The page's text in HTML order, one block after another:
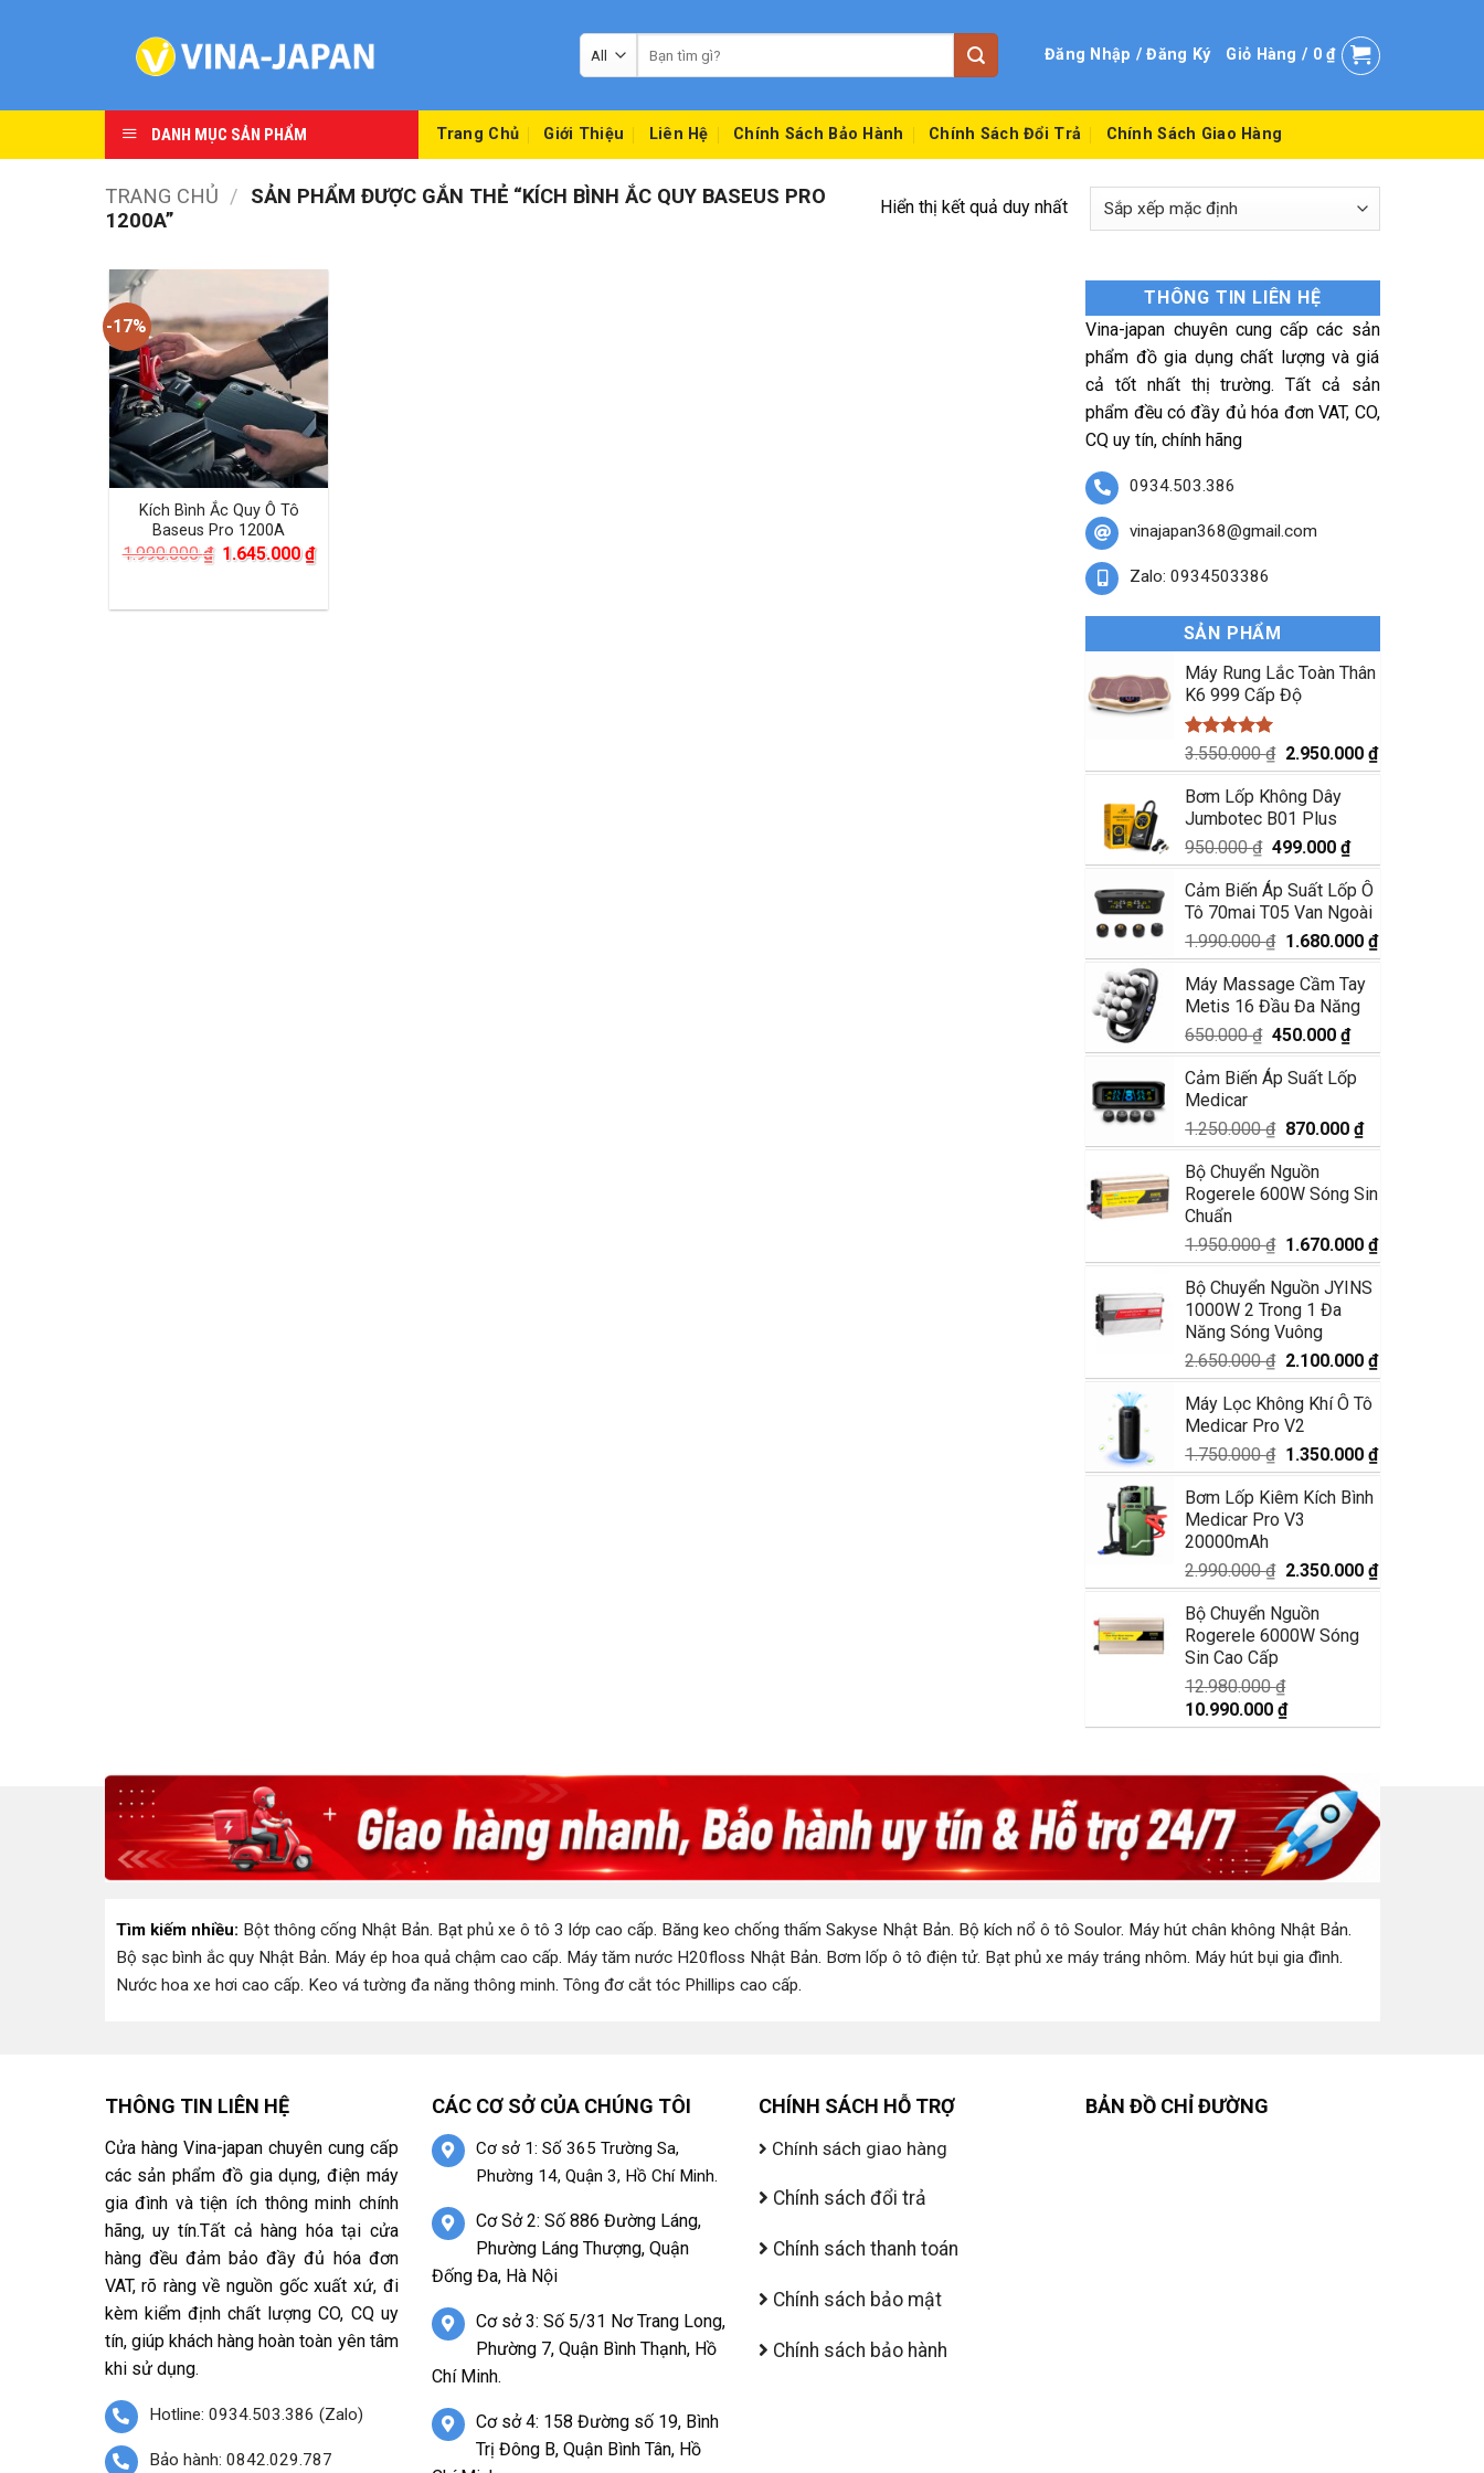
kiếm:
Đăng Nhập / Đăng Ký Giỏ Hàng / 0₫
DANH MỤC SẢN PHẨM Trang Chủ Giới Thiệu Liên Hệ Chính Sách Bảo Hành Chính Sách Đổi Trả Chính Sách Giao Hàng
TRANG CHỦ /
SẢN PHẨM ĐƯỢC GẮN THẺ “KÍCH BÌNH ẮC QUY BASEUS PRO
1200A”
Hiển thị kết quả duy nhất
-17%
Kích Bình Ắc Quy Ô Tô
Baseus Pro 1200A
1.990.000₫ Giá
1.990.000 ₫.
1.645.000₫Giá
hiện
là:
THÔNG TIN LIÊN HỆ
Vina-japan chuyên cung cấp các sản
phẩm đồ gia dụng chất lượng và giá
cả tốt nhất thị trường. Tất cả sản
phẩm đều có đầy đủ hóa đơn VAT, CO,
CQ uy tín, chính hãng
0934.503.386
vinajapan368@gmail.com
Zalo: 0934503386
SẢN PHẨM
Máy Rung Lắc Toàn Thân
K6 999 Cấp Độ
Được xếp
hạng5.00
5 sao
3.550.000₫ Giá
gốc
là:
3.550.000 ₫.
2.950.000₫Giá
hiện
Bơm Lốp Không Dây
Jumbotec B01 Plus
950.000₫ Giá
gốc
là:
950.000 ₫.
499.000₫Giá
hiện
tại
là:
499.000 ₫.
Cảm Biến Áp Suất Lốp Ô
Tô 70mai T05 Van Ngoài
1.990.000₫ Giá
gốc
là:
1.990.000 ₫.
1.680.000₫Giá
hiện
Máy Massage Cầm Tay
Metis 16 Đầu Đa Năng
650.000₫ Giá
gốc
là:
450.000₫Giá
hiện
tại
450.000 ₫.
Cảm Biến Áp Suất Lốp
Medicar
1.250.000₫ Giá
gốc
là:
1.250.000 ₫.
870.000₫Giá
hiện
là:
Bộ Chuyển Nguồn
Rogerele 600W Sóng Sin
Chuẩn
1.950.000₫ Giá
gốc
là:
1.950.000 ₫.
1.670.000₫Giá
hiện
Bộ Chuyển Nguồn JYINS
1000W 2 Trong 1 Đa
Năng Sóng Vuông
2.650.000₫ Giá
gốc
là:
2.650.000 ₫.
2.100.000₫Giá
hiện
2.100.000 ₫.
Máy Lọc Không Khí Ô Tô
Medicar Pro V2
1.750.000₫ Giá
gốc
là:
1.750.000 ₫.
1.350.000₫Giá
hiện
Bơm Lốp Kiêm Kích Bình
Medicar Pro V3
20000mAh
2.990.000₫ Giá
gốc
là:
2.990.000 ₫.
2.350.000₫Giá
hiện
Bộ Chuyển Nguồn
Rogerele 6000W Sóng
Sin Cao Cấp
12.980.000₫
Giá
gốc
12.980.000 ₫.
10.990.000₫Giá
hiện
là:
10.990.000 ₫.
Tìm kiếm nhiều: Bột thông cống Nhật Bản. Bạt phủ xe ô tô 3 lớp cao cấp. Băng keo chống thấm Sakyse Nhật Bản. Bộ kích nổ ô tô Soulor. Máy hút chân không Nhật Bản.
Bộ sạc bình ắc quy Nhật Bản. Máy ép hoa quả chậm cao cấp. Máy tăm nước H20floss Nhật Bản. Bơm lốp ô tô điện tử. Bạt phủ xe máy tráng nhôm. Máy hút bụi gia đình.
Nước hoa xe hơi cao cấp. Keo vá tường đa năng thông minh. Tông đơ cắt tóc Phillips cao cấp.
THÔNG TIN LIÊN HỆ
Cửa hàng Vina-japan chuyên cung cấp
các sản phẩm đồ gia dụng, điện máy
gia đình và tiện ích thông minh chính
hãng, uy tín.Tất cả hàng hóa tại cửa
hàng đều đảm bảo đầy đủ hóa đơn
VAT, rõ ràng về nguồn gốc xuất xứ, đi
kèm kiểm định chất lượng CO, CQ uy
tín, giúp khách hàng hoàn toàn yên tâm
khi sử dụng.
Hotline: 0934.503.386 (Zalo)
Bảo hành: 0842.029.787
CÁC CƠ SỞ CỦA CHÚNG TÔI
Cơ sở 1: Số 365 Trường Sa,
Phường 14, Quận 3, Hồ Chí Minh.
Cơ Sở 2: Số 886 Đường Láng,
Phường Láng Thượng, Quận
Đống Đa, Hà Nội
Cơ sở 3: Số 5/31 Nơ Trang Long,
Phường 7, Quận Bình Thạnh, Hồ
Chí Minh.
Cơ sở 4: 158 Đường số 19, Bình
Trị Đông B, Quận Bình Tân, Hồ
CHÍNH SÁCH HỖ TRỢ
Chính sách giao hàng
Chính sách đổi trả
Chính sách thanh toán
Chính sách bảo mật
Chính sách bảo hành
BẢN ĐỒ CHỈ ĐƯỜNG